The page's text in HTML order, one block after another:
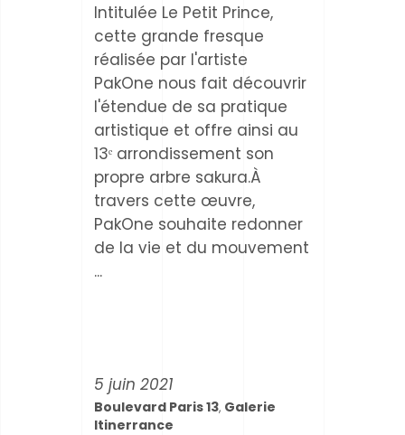
Intitulée Le Petit Prince,
cette grande fresque
réalisée par l'artiste
PakOne nous fait découvrir
l'étendue de sa pratique
artistique et offre ainsi au
13ᵉ arrondissement son
propre arbre sakura.À
travers cette œuvre,
PakOne souhaite redonner
de la vie et du mouvement
5 juin 2021
Boulevard Paris 13, Galerie
Itinerrance